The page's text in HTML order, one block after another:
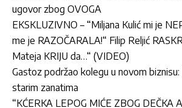
ugovor zbog OVOGA
EKSKLUZIVNO – “Miljana Kulić mi je
me je RAZOČARALA!“ Filip Reljić
Mateja KRIJU da…“ (VIDEO)
Gastoz podržao kolegu u novom biznisu:
starim zanatima
“KĆERKA LEPOG MIĆE ZBOG DEČKA